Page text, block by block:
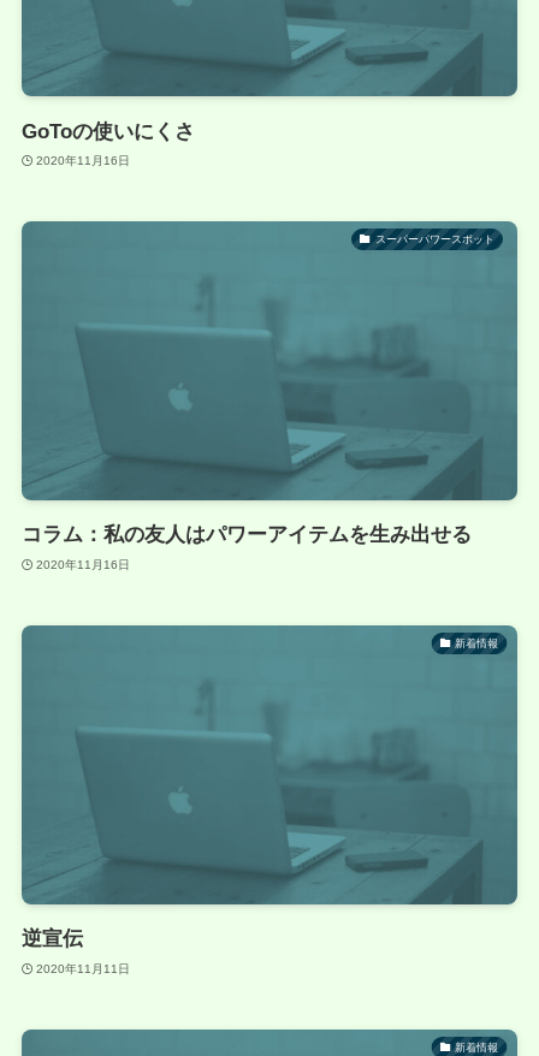
GoToの使いにくさ
2020年11月16日
スーパーパワースポット
コラム：私の友人はパワーアイテムを生み出せる
2020年11月16日
新着情報
逆宣伝
2020年11月11日
新着情報